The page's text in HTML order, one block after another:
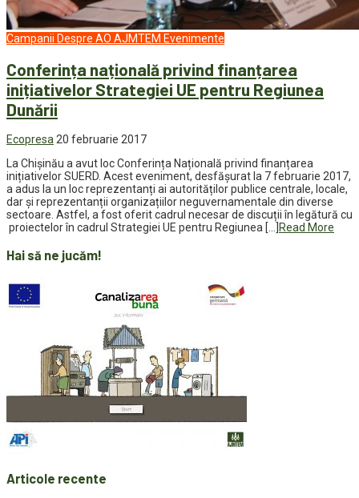
Campanii Despre AO AJMTEM Evenimente
Conferința națională privind finanțarea
inițiativelor Strategiei UE pentru Regiunea
Dunării
Ecopresa20 februarie 2017
La Chișinău a avut loc Conferința Națională privind finanțarea
inițiativelor SUERD. Acest eveniment, desfășurat la 7 februarie 2017,
a adus la un loc reprezentanți ai autorităților publice centrale, locale,
dar și reprezentanții organizațiilor neguvernamentale din diverse
sectoare. Astfel, a fost oferit cadrul necesar de discuții în legătură cu
proiectelor în cadrul Strategiei UE pentru Regiunea […] Read More
Hai să ne jucăm!
Articole recente